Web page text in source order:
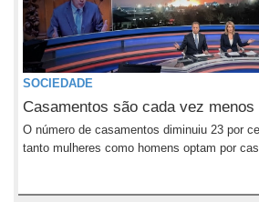
SOCIEDADE
Casamentos são cada vez
O número de casamentos diminuiu 23 por
tanto mulheres como homens optam por